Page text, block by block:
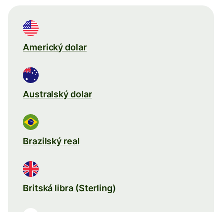
Americký dolar
Australský dolar
Brazilský real
Britská libra (Sterling)